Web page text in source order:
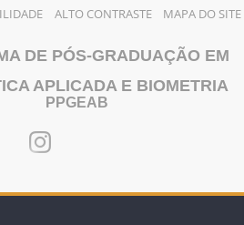
ALTO CONTRASTE MAPA DO SITE
DE PÓS-GRADUAÇÃO EM
APLICADA E BIOMETRIA
PPGEAB